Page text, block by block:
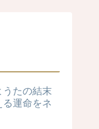
うたの結末
る運命をネ